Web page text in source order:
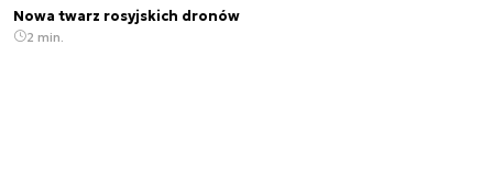
Nowa twarz rosyjskich dronów
2 min.